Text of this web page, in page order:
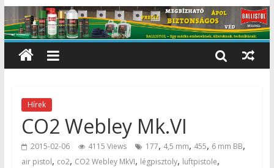
Hírek
CO2 Webley Mk.VI
2015-02-06 4115 Views 177, 4,5 mm, 455, 6 mm BB,
air pistol, co2, CO2 Webley MkVI, légpisztoly, luftpistole,